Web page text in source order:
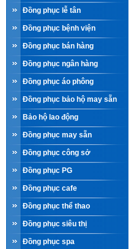
Đồng phục lễ tân
Đồng phục bệnh viện
Đồng phục bán hàng
Đồng phục ngân hàng
Đồng phục áo phông
Đồng phục bảo hộ may sẵn
Bảo hộ lao động
Đồng phục may sẵn
Đồng phục công sở
Đồng phục PG
Đồng phục cafe
Đồng phục thể thao
Đồng phục siêu thị
Đồng phục spa